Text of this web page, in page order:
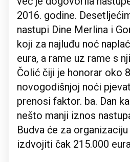
2016. godine.
nastupi Dine Merlina i
koji za najluđu noć
eura, a rame uz rame s
Čolić čiji je honorar oko
novogodišnjoj noći
prenosi faktor. ba. Dan
nešto manji iznos
Budva će za
izdvojiti čak 215.000